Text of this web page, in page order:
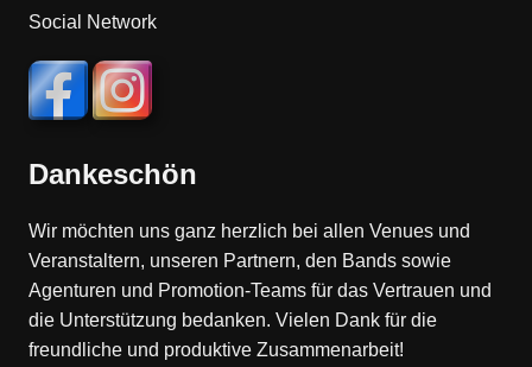
Social Network
Dankeschön
Wir möchten uns ganz herzlich bei allen Venues und
Veranstaltern, unseren Partnern, den Bands sowie
Agenturen und Promotion-Teams für das Vertrauen und
die Unterstützung bedanken. Vielen Dank für die
freundliche und produktive Zusammenarbeit!